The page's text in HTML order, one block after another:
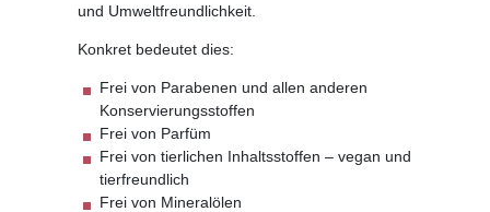
und Umweltfreundlichkeit.
Konkret bedeutet dies:
Frei von Parabenen und allen anderen
Konservierungsstoffen
Frei von Parfüm
Frei von tierlichen Inhaltsstoffen – vegan und
tierfreundlich
Frei von Mineralölen